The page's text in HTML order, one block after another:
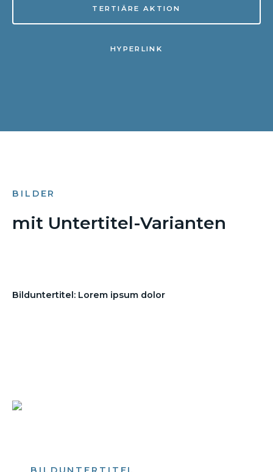
TERTIÄRE AKTION
HYPERLINK
BILDER
mit Untertitel-Varianten
Bilduntertitel: Lorem ipsum dolor